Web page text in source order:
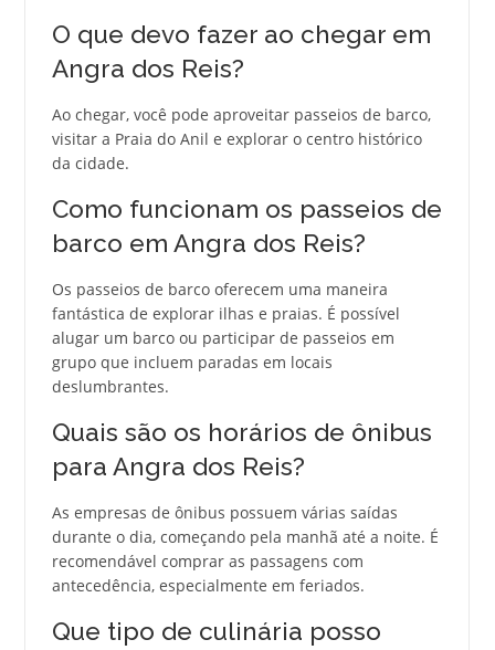
O que devo fazer ao chegar em
Angra dos Reis?
Ao chegar, você pode aproveitar passeios de barco,
visitar a Praia do Anil e explorar o centro histórico
da cidade.
Como funcionam os passeios de
barco em Angra dos Reis?
Os passeios de barco oferecem uma maneira
fantástica de explorar ilhas e praias. É possível
alugar um barco ou participar de passeios em
grupo que incluem paradas em locais
deslumbrantes.
Quais são os horários de ônibus
para Angra dos Reis?
As empresas de ônibus possuem várias saídas
durante o dia, começando pela manhã até a noite. É
recomendável comprar as passagens com
antecedência, especialmente em feriados.
Que tipo de culinária posso